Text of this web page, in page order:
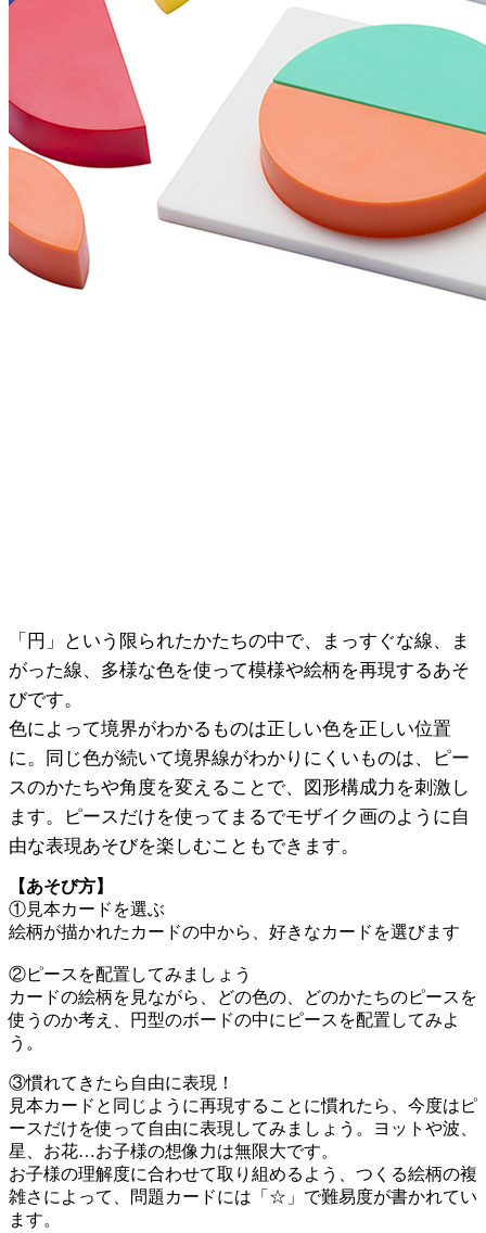
「円」という限られたかたちの中で、まっすぐな線、ま
がった線、多様な色を使って模様や絵柄を再現するあそ
びです。
色によって境界がわかるものは正しい色を正しい位置
に。同じ色が続いて境界線がわかりにくいものは、ピー
スのかたちや角度を変えることで、図形構成力を刺激し
ます。ピースだけを使ってまるでモザイク画のように自
由な表現あそびを楽しむこともできます。
【あそび方】
①見本カードを選ぶ
絵柄が描かれたカードの中から、好きなカードを選びます
②ピースを配置してみましょう
カードの絵柄を見ながら、どの色の、どのかたちのピースを
使うのか考え、円型のボードの中にピースを配置してみよ
う。
③慣れてきたら自由に表現！
見本カードと同じように再現することに慣れたら、今度はピ
ースだけを使って自由に表現してみましょう。ヨットや波、
星、お花…お子様の想像力は無限大です。
お子様の理解度に合わせて取り組めるよう、つくる絵柄の複
雑さによって、問題カードには「☆」で難易度が書かれてい
ます。